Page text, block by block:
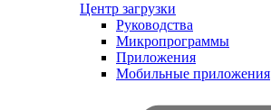
Центр загрузки
Руководства
Микропрограммы
Приложения
Мобильные приложения